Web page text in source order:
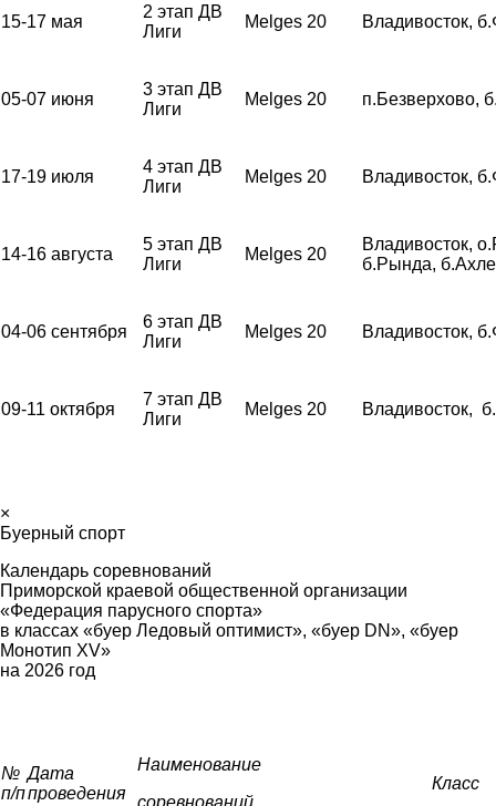
15-17 мая
2 этап ДВ
Лиги
Melges 20 Владивосток,
05-07 июня
3 этап ДВ
Лиги
Melges 20 п.Безверхово,
17-19 июля
4 этап ДВ
Лиги
Melges 20 Владивосток,
14-16 августа
5 этап ДВ
Лиги
Melges 20
Владивосток,
б.Рында,
04-06 сентября
6 этап ДВ
Лиги
Melges 20 Владивосток,
09-11 октября
7 этап ДВ
Лиги
Melges 20 Владивосток,
×
Буерный спорт
Календарь соревнований
Приморской краевой общественной организации
«Федерация парусного спорта»
в классах «буер Ледовый оптимист», «буер DN», «буер
Монотип XV»
на 2026 год
№
п/п
Дата
проведения
Наименование
соревнований
Класс